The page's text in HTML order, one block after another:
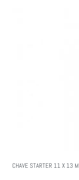
CHAVE STARTER 11 X 13